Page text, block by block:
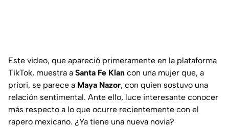
Este video, que apareció primeramente en la plataforma
TikTok, muestra a Santa Fe Klan con una mujer que, a
priori, se parece a Maya Nazor, con quien sostuvo una
relación sentimental. Ante ello, luce interesante conocer
más respecto a lo que ocurre recientemente con el
rapero mexicano. ¿Ya tiene una nueva novia?